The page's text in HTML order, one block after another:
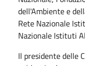
dell'Ambiente e
Rete Nazionale
Nazionale Istituti
Il presidente delle